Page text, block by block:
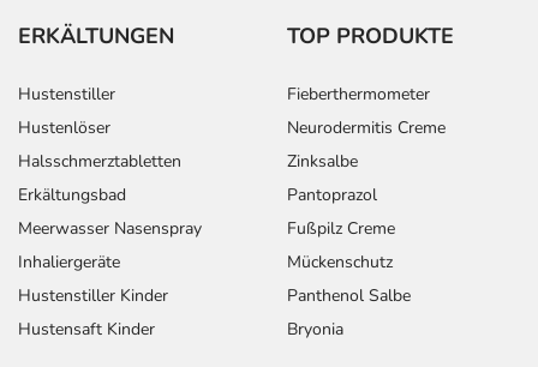
ERKÄLTUNGEN
Hustenstiller
Hustenlöser
Halsschmerztabletten
Erkältungsbad
Meerwasser Nasenspray
Inhaliergeräte
Hustenstiller Kinder
Hustensaft Kinder
TOP PRODUKTE
Fieberthermometer
Neurodermitis Creme
Zinksalbe
Pantoprazol
Fußpilz Creme
Mückenschutz
Panthenol Salbe
Bryonia